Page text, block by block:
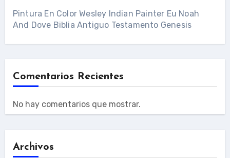
Pintura En Color Wesley Indian Painter Eu Noah
And Dove Biblia Antiguo Testamento Genesis
Comentarios Recientes
No hay comentarios que mostrar.
Archivos